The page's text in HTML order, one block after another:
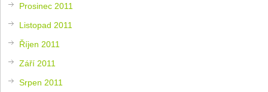
Prosinec 2011
Listopad 2011
Říjen 2011
Září 2011
Srpen 2011